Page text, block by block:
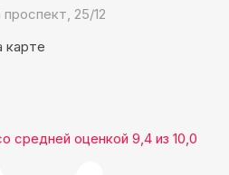
25/12
карте
средней оценкой 9,4 из 10,0